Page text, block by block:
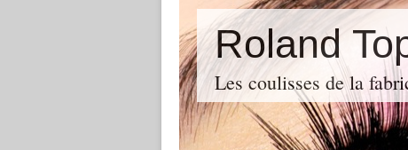
Roland
Les coulisses de la